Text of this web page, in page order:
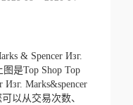
& Spencer Изг.
图是Top Shop Top
Marks&spencer
以从交易次数、